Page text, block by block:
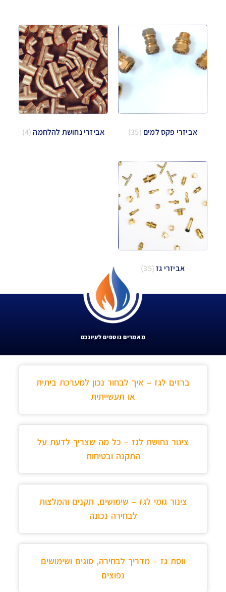
אביזרי פקס למים (35) אביזרי נחושת להלחמה(4)
אביזרי גז(35)
מאמרים נוספים לעיונכם
ברזים לגז – איך לבחור נכון למערכת ביתית
או תעשייתית
צינור נחושת לגז – כל מה שצריך לדעת על
התקנה ובטיחות
צינור גומי לגז – שימושים, תקנים והמלצות
לבחירה נכונה
ווסת גז – מדריך לבחירה, סוגים ושימושים
נפוצים